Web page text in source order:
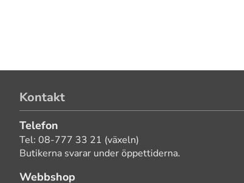
Kontakt
Telefon
Tel: 08-777 33 21 (växeln)
Butikerna svarar under öppettiderna.
Webbshop